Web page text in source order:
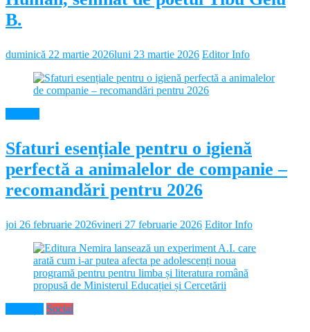
B.
duminică 22 martie 2026luni 23 martie 2026 Editor Info
Sfaturi esențiale pentru o igienă
perfectă a animalelor de companie –
recomandări pentru 2026
joi 26 februarie 2026vineri 27 februarie 2026 Editor Info
Social